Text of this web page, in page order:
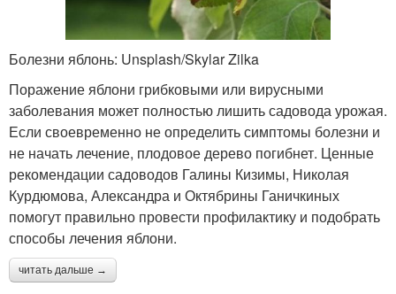
Болезни яблонь: Unsplash/Skylar Zilka
Поражение яблони грибковыми или вирусными
заболевания может полностью лишить садовода урожая.
Если своевременно не определить симптомы болезни и
не начать лечение, плодовое дерево погибнет. Ценные
рекомендации садоводов Галины Кизимы, Николая
Курдюмова, Александра и Октябрины Ганичкиных
помогут правильно провести профилактику и подобрать
способы лечения яблони.
читать дальше →